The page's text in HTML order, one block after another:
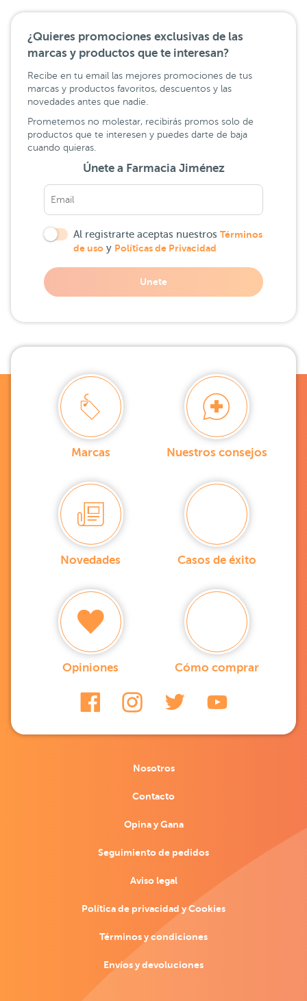
¿Quieres promociones exclusivas de las
marcas y productos que te interesan?
Recibe en tu email las mejores promociones de tus
marcas y productos favoritos, descuentos y las
novedades antes que nadie.
Prometemos no molestar, recibirás promos solo de
productos que te interesen y puedes darte de baja
cuando quieras.
Únete a Farmacia Jiménez
Al registrarte aceptas nuestros Términos
de uso y Políticas de Privacidad
Unete
Marcas Nuestros consejos
Novedades Casos de éxito
Opiniones Cómo comprar
Nosotros
Contacto
Opina y Gana
Seguimiento de pedidos
Aviso legal
Política de privacidad y Cookies
Términos y condiciones
Envíos y devoluciones